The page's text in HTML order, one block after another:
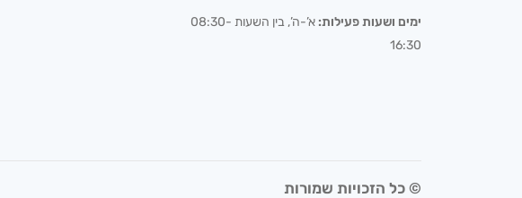
ימים ושעות פעילות:
א’-ה’, בין השעות 08:30-
16:30
© כל הזכויות שמורות